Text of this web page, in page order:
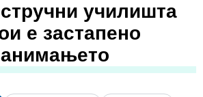
училишта
е застапено